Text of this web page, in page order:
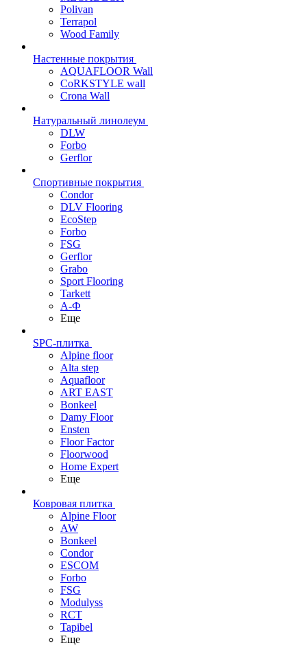
Polivan
Terrapol
Wood Family
Настенные покрытия
AQUAFLOOR Wall
CoRKSTYLE wall
Crona Wall
Натуральный линолеум
DLW
Forbo
Gerflor
Спортивные покрытия
Condor
DLV Flooring
EcoStep
Forbo
FSG
Gerflor
Grabo
Sport Flooring
Tarkett
А-Ф
Еще
SPC-плитка
Alpine floor
Alta step
Aquafloor
ART EAST
Bonkeel
Damy Floor
Ensten
Floor Factor
Floorwood
Home Expert
Еще
Ковровая плитка
Alpine Floor
AW
Bonkeel
Condor
ESCOM
Forbo
FSG
Modulyss
RCT
Tapibel
Еще